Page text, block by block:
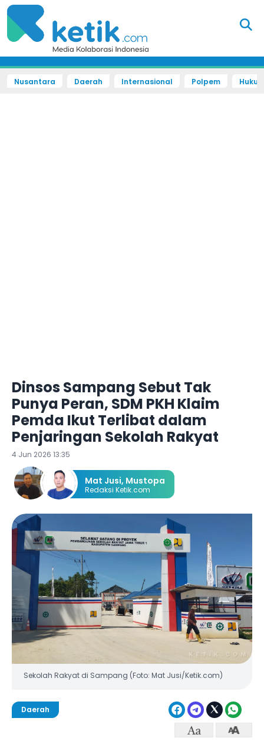
Nusantara Daerah Internasional Polpem
Dinsos Sampang Sebut Tak
Punya Peran, SDM PKH Klaim
Pemda Ikut Terlibat dalam
Penjaringan Sekolah Rakyat
4 Jun 2026 13:35
Mat Jusi, Mustopa
Redaksi Ketik.com
Sekolah Rakyat di Sampang (Foto: Mat Jusi/Ketik.com)
Daerah